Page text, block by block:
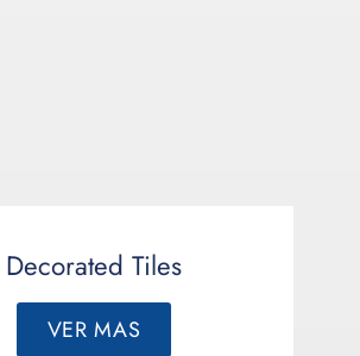
Decorated Tiles
VER MAS